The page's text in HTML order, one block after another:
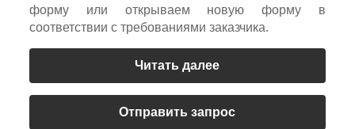
форму или открываем новую форму в
соответствии с требованиями заказчика.
Читать далее
Отправить запрос